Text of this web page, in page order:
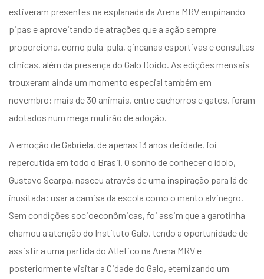
estiveram presentes na esplanada da Arena MRV empinando
pipas e aproveitando de atrações que a ação sempre
proporciona, como pula-pula, gincanas esportivas e consultas
clínicas, além da presença do Galo Doido. As edições mensais
trouxeram ainda um momento especial também em
novembro: mais de 30 animais, entre cachorros e gatos, foram
adotados num mega mutirão de adoção.
A emoção de Gabriela, de apenas 13 anos de idade, foi
repercutida em todo o Brasil. O sonho de conhecer o ídolo,
Gustavo Scarpa, nasceu através de uma inspiração para lá de
inusitada: usar a camisa da escola como o manto alvinegro.
Sem condições socioeconômicas, foi assim que a garotinha
chamou a atenção do Instituto Galo, tendo a oportunidade de
assistir a uma partida do Atletico na Arena MRV e
posteriormente visitar a Cidade do Galo, eternizando um